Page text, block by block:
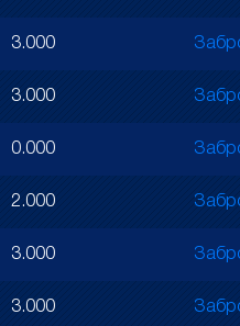
3.000
3.000
0.000
2.000
3.000
3.000